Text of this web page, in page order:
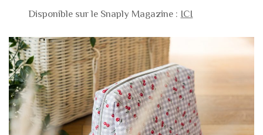
Disponible sur le Snaply Magazine : ICI